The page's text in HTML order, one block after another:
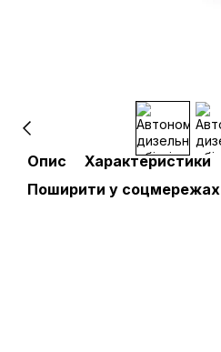
Опис Характеристики
Поширити у соцмережах